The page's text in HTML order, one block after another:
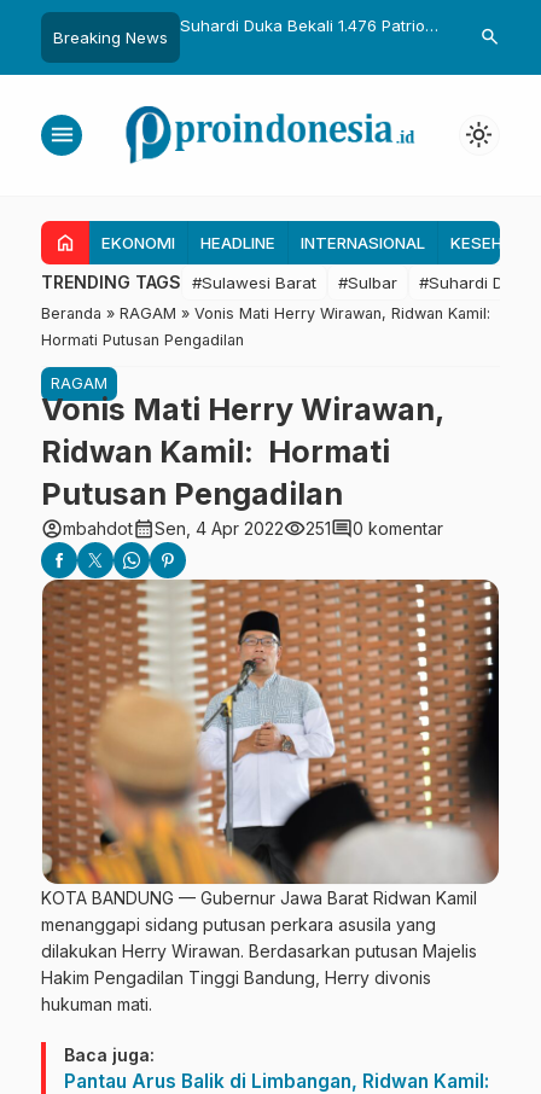
Breaking News
Hasil Riset Jadi
Transmigrasi
Gubernur Sulbar Perkuat
untuk Mendukung Pembangunan
Temui
Kapal 30
search
menu light_mode
home EKONOMI HEADLINE INTERNASIONAL
TRENDING TAGS #Sulawesi Barat #Sulbar #Suhardi Duka
Beranda » RAGAM » Vonis Mati Herry Wirawan, Ridwan Kamil:
Hormati Putusan Pengadilan
RAGAM
Vonis Mati Herry Wirawan,
Ridwan Kamil: Hormati
Putusan Pengadilan
account_circlembahdotcalendar_monthSen, 4 Apr 2022visibility251comment0 komentar
KOTA BANDUNG — Gubernur Jawa Barat Ridwan Kamil
menanggapi sidang putusan perkara asusila yang
dilakukan Herry Wirawan. Berdasarkan putusan Majelis
Hakim Pengadilan Tinggi Bandung, Herry divonis
hukuman mati.
Baca juga:
Pantau Arus Balik di Limbangan, Ridwan Kamil: